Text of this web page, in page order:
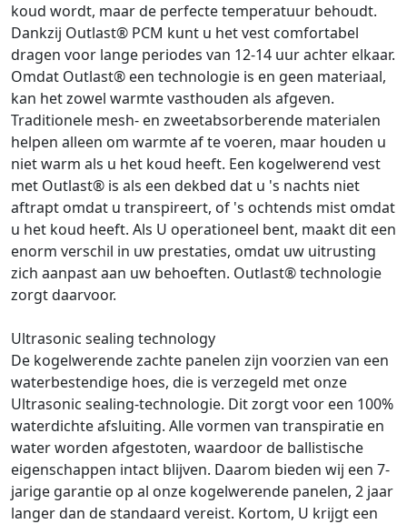
koud wordt, maar de perfecte temperatuur behoudt.
Dankzij Outlast® PCM kunt u het vest comfortabel
dragen voor lange periodes van 12-14 uur achter elkaar.
Omdat Outlast® een technologie is en geen materiaal,
kan het zowel warmte vasthouden als afgeven.
Traditionele mesh- en zweetabsorberende materialen
helpen alleen om warmte af te voeren, maar houden u
niet warm als u het koud heeft. Een kogelwerend vest
met Outlast® is als een dekbed dat u 's nachts niet
aftrapt omdat u transpireert, of 's ochtends mist omdat
u het koud heeft. Als U operationeel bent, maakt dit een
enorm verschil in uw prestaties, omdat uw uitrusting
zich aanpast aan uw behoeften. Outlast® technologie
zorgt daarvoor.
Ultrasonic sealing technology
De kogelwerende zachte panelen zijn voorzien van een
waterbestendige hoes, die is verzegeld met onze
Ultrasonic sealing-technologie. Dit zorgt voor een 100%
waterdichte afsluiting. Alle vormen van transpiratie en
water worden afgestoten, waardoor de ballistische
eigenschappen intact blijven. Daarom bieden wij een 7-
jarige garantie op al onze kogelwerende panelen, 2 jaar
langer dan de standaard vereist. Kortom, U krijgt een